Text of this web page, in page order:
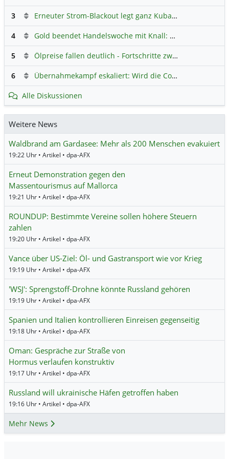
3 Erneuter Strom-Blackout legt ganz Kuba lahm
4 Gold beendet Handelswoche mit Knall: Barrick Mining – Ist diese Aktie wieder ein Kauf?
5 Ölpreise fallen deutlich - Fortschritte zwischen USA und Iran belasten
6 Übernahmekampf eskaliert: Wird die Commerzbank italienisch?
Alle Diskussionen
Weitere News
Waldbrand am Gardasee: Mehr als 200 Menschen evakuiert
19:22 Uhr • Artikel • dpa-AFX
Erneut Demonstration gegen den
Massentourismus auf Mallorca
19:21 Uhr • Artikel • dpa-AFX
ROUNDUP: Bestimmte Vereine sollen höhere Steuern
zahlen
19:20 Uhr • Artikel • dpa-AFX
Vance über US-Ziel: Öl- und Gastransport wie vor Krieg
19:19 Uhr • Artikel • dpa-AFX
'WSJ': Sprengstoff-Drohne könnte Russland gehören
19:19 Uhr • Artikel • dpa-AFX
Spanien und Italien kontrollieren Einreisen gegenseitig
19:18 Uhr • Artikel • dpa-AFX
Oman: Gespräche zur Straße von
Hormus verlaufen konstruktiv
19:17 Uhr • Artikel • dpa-AFX
Russland will ukrainische Häfen getroffen haben
19:16 Uhr • Artikel • dpa-AFX
Mehr News